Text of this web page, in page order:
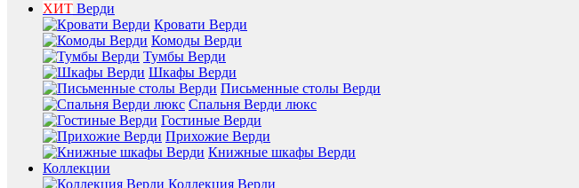
ХИТ Верди
Кровати Верди
Комоды Верди
Тумбы Верди
Шкафы Верди
Письменные столы Верди
Спальня Верди люкс
Гостиные Верди
Прихожие Верди
Книжные шкафы Верди
Коллекции
Коллекция Верди